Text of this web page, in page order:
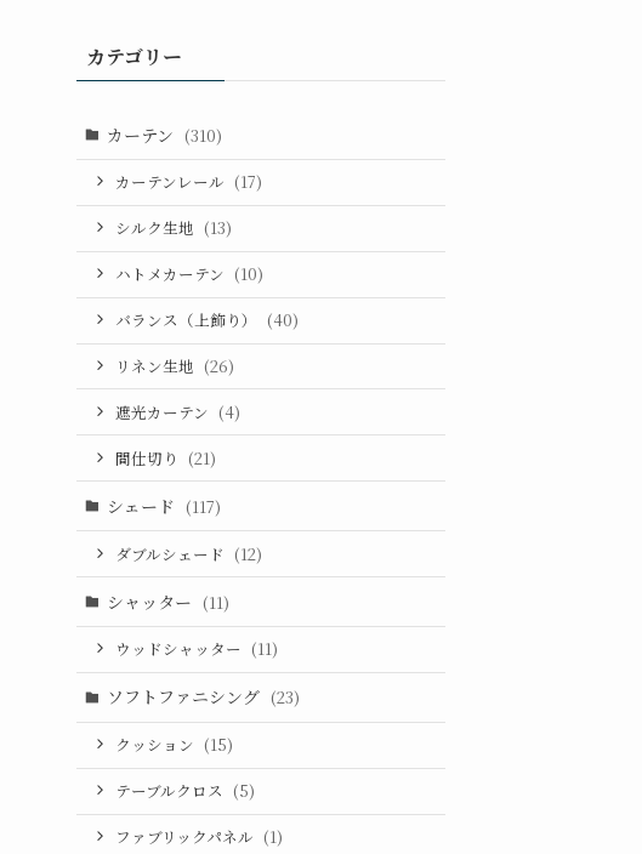
カテゴリー
カーテン (310)
カーテンレール (17)
シルク生地 (13)
ハトメカーテン (10)
バランス（上飾り）
(40)
リネン生地 (26)
遮光カーテン (4)
間仕切り
(21)
シェード (117)
ダブルシェード (12)
シャッター (11)
ウッドシャッター (11)
ソフトファニシング (23)
クッション (15)
テーブルクロス (5)
ファブリックパネル (1)